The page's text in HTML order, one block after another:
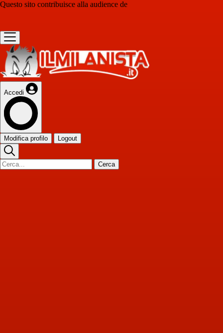
Questo sito contribuisce alla audience de
Accedi
Modifica profilo Logout
Cerca